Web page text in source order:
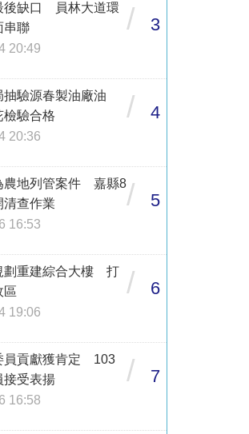
後缺口 員林大道環
串聯
20:49
/ 3
抽驗源春製油廠油
驗合格
20:36
/ 4
農地列管案件 嘉縣8
清查作業
16:53
/ 5
劃重建綜合大樓 打
區
19:06
/ 6
員貢獻獲肯定 103
接受表揚
16:58
/ 7